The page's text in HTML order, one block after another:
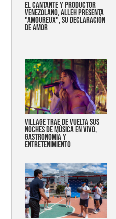
EL CANTANTE Y PRODUCTOR
VENEZOLANO, ALLEH PRESENTA
"AMOUREUX", SU DECLARACIÓN
DE AMOR
Village trae de vuelta sus
noches de música en vivo,
gastronomía y
entretenimiento